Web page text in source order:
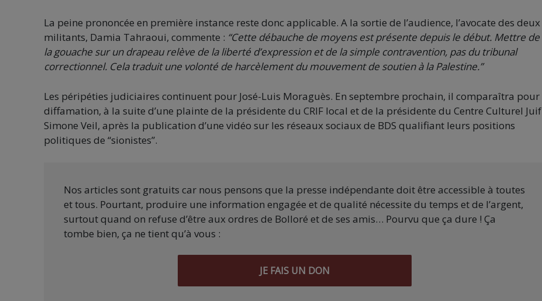
La peine prononcée en première instance reste donc applicable. A la sortie de l’audience, l’avocate des deux
militants, Damia Tahraoui, commente : “Cette débauche de moyens est présente depuis le début. Mettre de
la gouache sur un drapeau relève de la liberté d’expression et de la simple contravention, pas du tribunal
correctionnel. Cela traduit une volonté de harcèlement du mouvement de soutien à la Palestine.”
Les péripéties judiciaires continuent pour José-Luis Moraguès. En septembre prochain, il comparaîtra pour
diffamation, à la suite d’une plainte de la présidente du CRIF local et de la présidente du Centre Culturel Juif
Simone Veil, après la publication d’une vidéo sur les réseaux sociaux de BDS qualifiant leurs positions
politiques de “sionistes”.
Nos articles sont gratuits car nous pensons que la presse indépendante doit être accessible à toutes
et tous. Pourtant, produire une information engagée et de qualité nécessite du temps et de l’argent,
surtout quand on refuse d’être aux ordres de Bolloré et de ses amis… Pourvu que ça dure ! Ça
tombe bien, ça ne tient qu’à vous :
JE FAIS UN DON